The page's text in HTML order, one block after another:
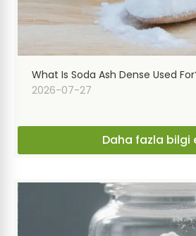
What Is Soda Ash Dense Used
2026-07-27
Daha fazla bilgi